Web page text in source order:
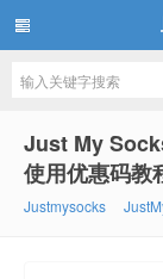
Just My
使用优惠码教
Justmysocks